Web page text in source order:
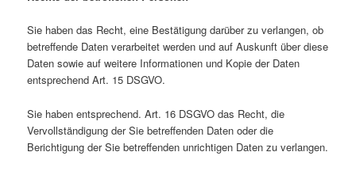
Sie haben das Recht, eine Bestätigung darüber zu verlangen, ob
betreffende Daten verarbeitet werden und auf Auskunft über diese
Daten sowie auf weitere Informationen und Kopie der Daten
entsprechend Art. 15 DSGVO.
Sie haben entsprechend. Art. 16 DSGVO das Recht, die
Vervollständigung der Sie betreffenden Daten oder die
Berichtigung der Sie betreffenden unrichtigen Daten zu verlangen.